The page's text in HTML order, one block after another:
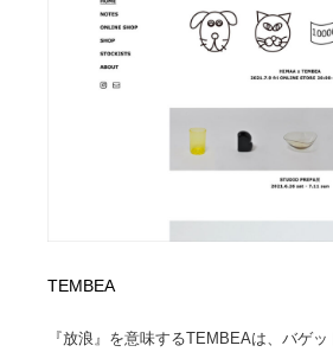
TEMBEA
『放浪』を意味するTEMBEAは、バゲ